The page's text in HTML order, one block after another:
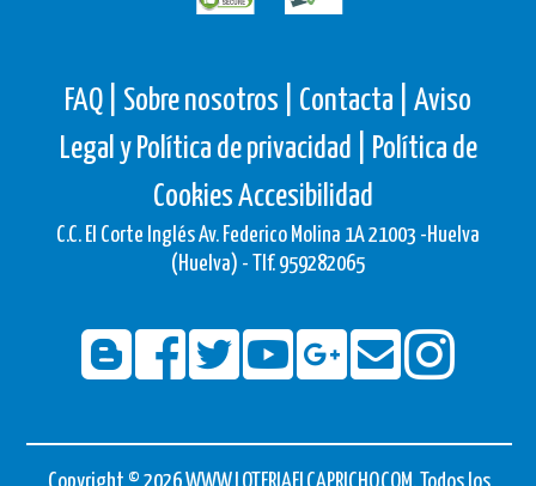
FAQ | Sobre nosotros | Contacta |
Aviso
Legal y Política de privacidad |
Política de
CookiesAccesibilidad
C.C. El Corte Inglés Av. Federico Molina 1A 21003 -Huelva
(Huelva) - Tlf. 959282065
Copyright © 2026 WWW.LOTERIAELCAPRICHO.COM. Todos los